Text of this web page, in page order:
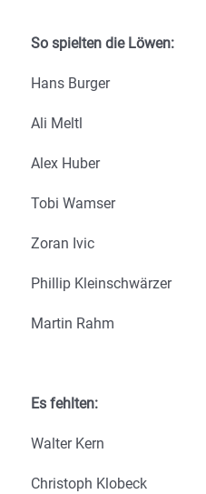
So spielten die Löwen:
Hans Burger
Ali Meltl
Alex Huber
Tobi Wamser
Zoran Ivic
Phillip Kleinschwärzer
Martin Rahm
Es fehlten:
Walter Kern
Christoph Klobeck